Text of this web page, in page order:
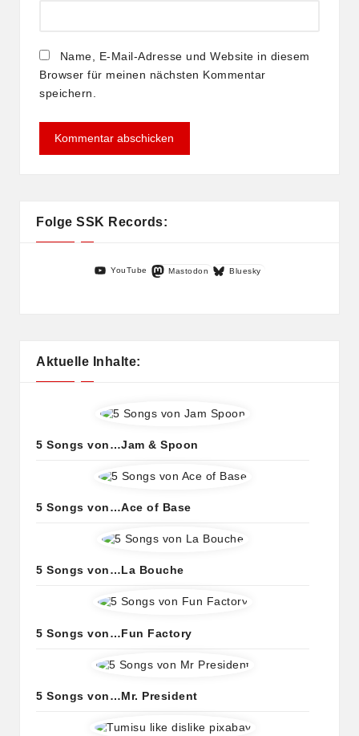
Name, E-Mail-Adresse und Website in diesem
Browser für meinen nächsten Kommentar
speichern.
Folge SSK Records:
YouTube Mastodon Bluesky
Aktuelle Inhalte:
5 Songs von…Jam & Spoon
5 Songs von…Ace of Base
5 Songs von…La Bouche
5 Songs von…Fun Factory
5 Songs von…Mr. President